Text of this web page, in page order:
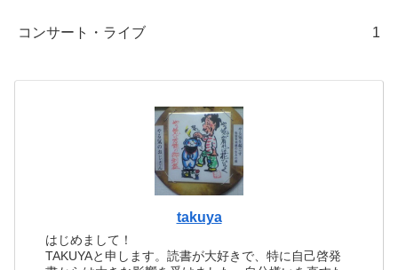
コンサート・ライブ 1
takuya
はじめまして！
TAKUYAと申します。読書が大好きで、特に自己啓発